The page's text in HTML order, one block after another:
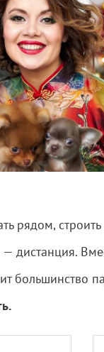
рядом,
— дистанция.
большинство